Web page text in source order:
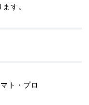
す。
ト・プロ